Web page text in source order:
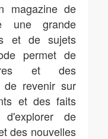
magazine de
une grande
et de sujets
permet de
et des
de revenir sur
et des faits
de
des nouvelles